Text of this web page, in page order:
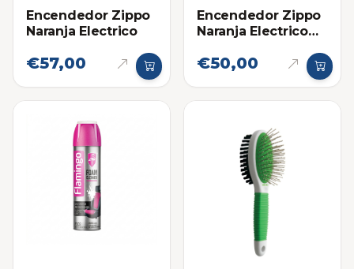
Encendedor Zippo
Naranja Electrico
€57,00
Encendedor Zippo
Naranja Electrico
€50,00